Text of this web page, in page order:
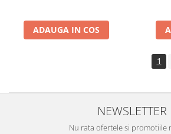
ADAUGA IN COS
1
NEWSLETTER
Nu rata ofertele si promotiile